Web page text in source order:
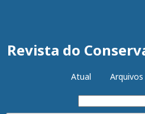
Revista do
Atual Arquivos